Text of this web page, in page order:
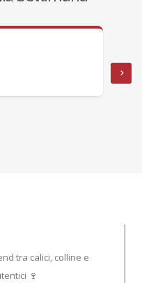
09
Ore
tra calici, colline e
🍷